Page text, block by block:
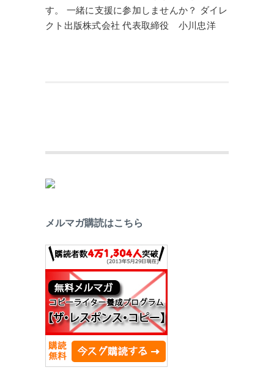
す。 一緒に支援に参加しませんか？ ダイレ
クト出版株式会社 代表取締役 小川忠洋
メルマガ購読はこちら